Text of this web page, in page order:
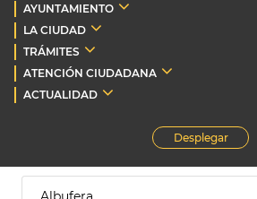
AYUNTAMIENTO
LA CIUDAD
TRÁMITES
ATENCIÓN CIUDADANA
ACTUALIDAD
Desplegar